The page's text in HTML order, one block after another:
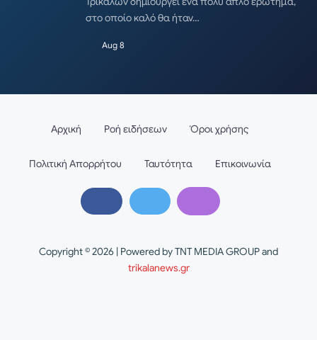
στο οποίο καλό θα ήταν…
Aug 8
Copyright © 2026 | Powered by TNT MEDIA GROUP and
trikalanews.gr
Αρχική Ροή ειδήσεων Όροι χρήσης
Πολιτική Απορρήτου Ταυτότητα Επικοινωνία